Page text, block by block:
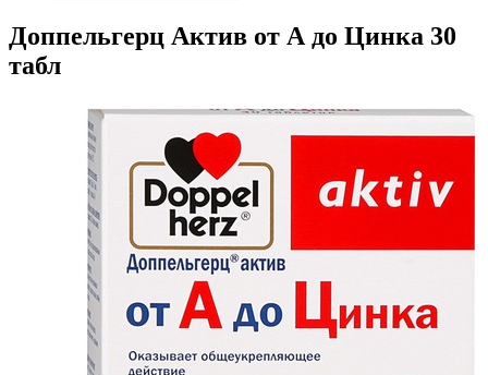
Доппельгерц Актив от А до Цинка 30
табл